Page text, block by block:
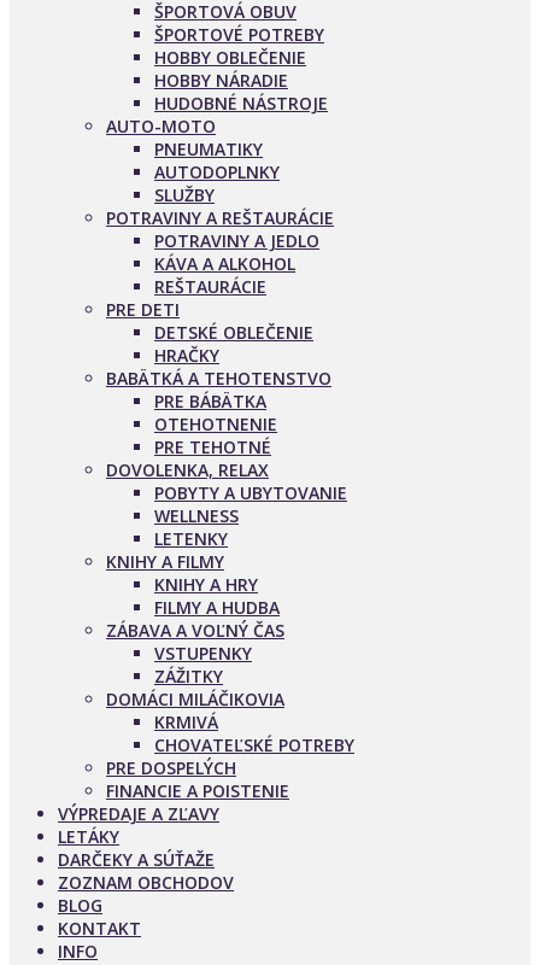
ŠPORTOVÁ OBUV
ŠPORTOVÉ POTREBY
HOBBY OBLEČENIE
HOBBY NÁRADIE
HUDOBNÉ NÁSTROJE
AUTO-MOTO
PNEUMATIKY
AUTODOPLNKY
SLUŽBY
POTRAVINY A REŠTAURÁCIE
POTRAVINY A JEDLO
KÁVA A ALKOHOL
REŠTAURÁCIE
PRE DETI
DETSKÉ OBLEČENIE
HRAČKY
BABÄTKÁ A TEHOTENSTVO
PRE BÁBÄTKA
OTEHOTNENIE
PRE TEHOTNÉ
DOVOLENKA, RELAX
POBYTY A UBYTOVANIE
WELLNESS
LETENKY
KNIHY A FILMY
KNIHY A HRY
FILMY A HUDBA
ZÁBAVA A VOĽNÝ ČAS
VSTUPENKY
ZÁŽITKY
DOMÁCI MILÁČIKOVIA
KRMIVÁ
CHOVATEĽSKÉ POTREBY
PRE DOSPELÝCH
FINANCIE A POISTENIE
VÝPREDAJE A ZĽAVY
LETÁKY
DARČEKY A SÚŤAŽE
ZOZNAM OBCHODOV
BLOG
KONTAKT
INFO